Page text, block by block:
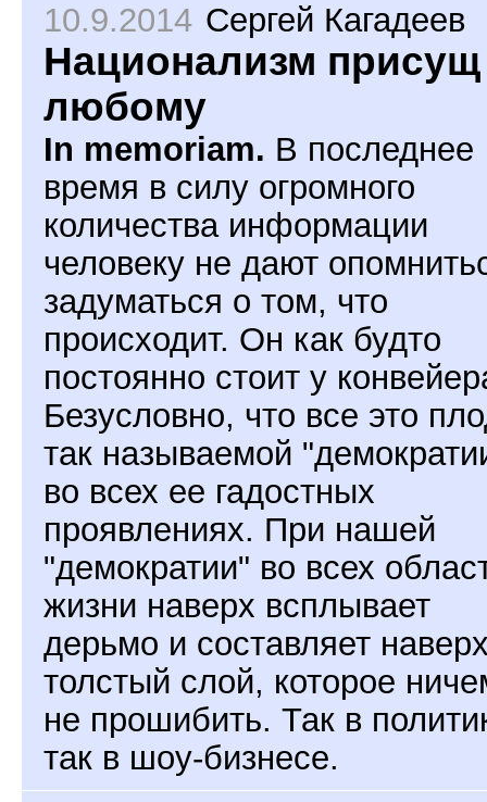
10.9.2014 Сергей Кагадеев
Национализм присущ
любому
In memoriam. В последнее
время в силу огромного
количества информации
человеку не дают
задуматься о том, что
происходит. Он как будто
постоянно стоит у
Безусловно, что все это
так называемой
во всех ее гадостных
проявлениях. При нашей
"демократии" во всех
жизни наверх всплывает
дерьмо и составляет
толстый слой, которое
не прошибить. Так в
так в шоу-бизнесе.